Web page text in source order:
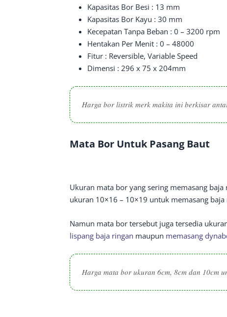
Kapasitas Bor Besi : 13 mm
Kapasitas Bor Kayu : 30 mm
Kecepatan Tanpa Beban : 0 – 3200 rpm
Hentakan Per Menit : 0 – 48000
Fitur : Reversible, Variable Speed
Dimensi : 296 x 75 x 204mm
Harga bor listrik merk makita ini berkisar
Mata Bor Untuk Pasang Baut
Ukuran mata bor yang sering memasang
ukuran 10×16 – 10×19 untuk memasang baja
Namun mata bor tersebut juga tersedia
lispang baja ringan maupun memasang
Harga mata bor ukuran 6cm, 8cm dan 10cm